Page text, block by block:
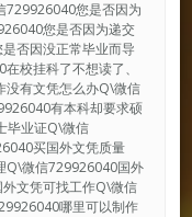
729926040您是否因为
您是否因为递交
否因没正常毕业而导
校挂科了不想读了、
没有文凭怎么办Q\微信
有本科却要求硕
毕业证Q\微信
买国外文凭质量
Q\微信729926040国外
文凭可找工作Q\微信
哪里可以制作